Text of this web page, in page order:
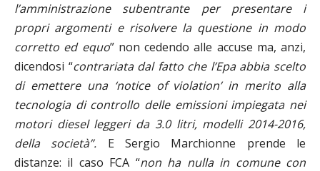
l’amministrazione subentrante per presentare i
propri argomenti e risolvere la questione in modo
corretto ed equo” non cedendo alle accuse ma, anzi,
dicendosi “contrariata dal fatto che l’Epa abbia scelto
di emettere una ‘notice of violation’ in merito alla
tecnologia di controllo delle emissioni impiegata nei
motori diesel leggeri da 3.0 litri, modelli 2014-2016,
della società”. E Sergio Marchionne prende le
distanze: il caso FCA “non ha nulla in comune con